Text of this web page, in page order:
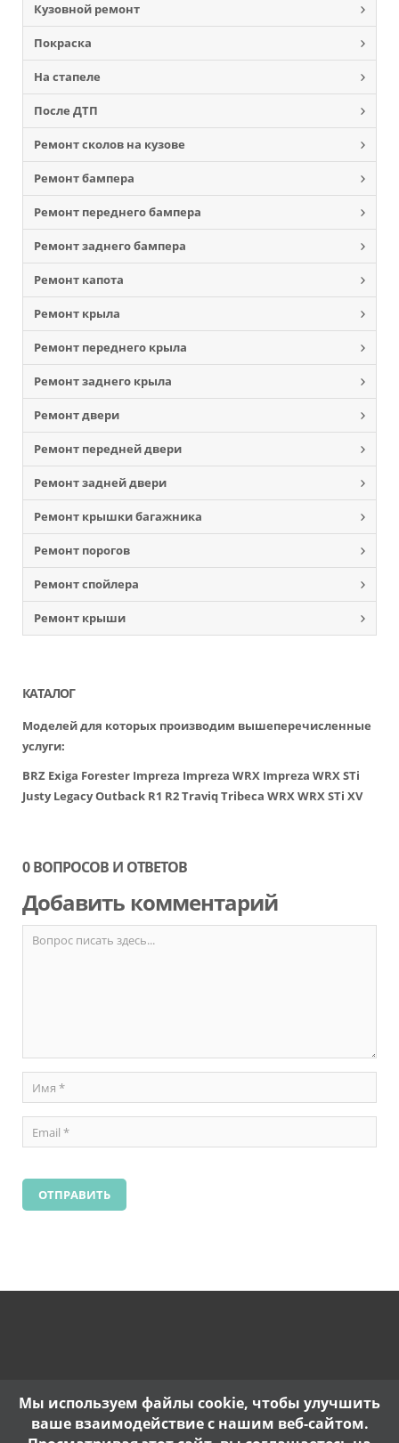
Кузовной ремонт
Покраска
На стапеле
После ДТП
Ремонт сколов на кузове
Ремонт бампера
Ремонт переднего бампера
Ремонт заднего бампера
Ремонт капота
Ремонт крыла
Ремонт переднего крыла
Ремонт заднего крыла
Ремонт двери
Ремонт передней двери
Ремонт задней двери
Ремонт крышки багажника
Ремонт порогов
Ремонт спойлера
Ремонт крыши
КАТАЛОГ
Моделей для которых производим вышеперечисленные
услуги:
BRZ Exiga Forester Impreza Impreza WRX Impreza WRX STi
Justy LegacyOutback R1 R2TraviqTribeca WRXWRX STi XV
0 ВОПРОСОВ И ОТВЕТОВ
Добавить комментарий
Мы используем файлы cookie, чтобы улучшить
ваше взаимодействие с нашим веб-сайтом.